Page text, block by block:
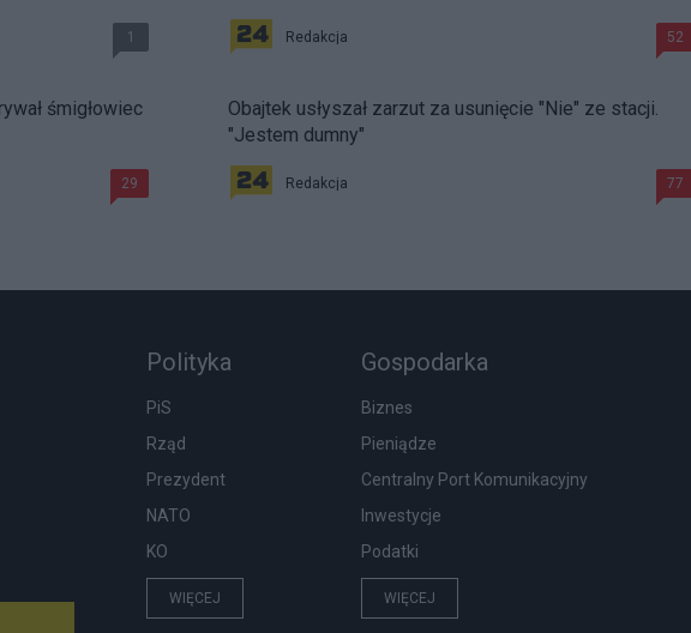
1
śmigłowiec
29
Redakcja 52
Obajtek usłyszał zarzut za usunięcie "Nie" ze stacji.
"Jestem dumny"
Redakcja 77
Polityka
PiS
Rząd
Prezydent
NATO
KO
WIĘCEJ
Gospodarka
Biznes
Pieniądze
Centralny Port Komunikacyjny
Inwestycje
Podatki
WIĘCEJ